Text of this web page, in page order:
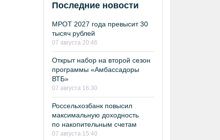
Последние новости
МРОТ 2027 года превысит 30
тысяч рублей
07 августа 20:46
Открыт набор на второй сезон
программы «Амбассадоры
ВТБ»
07 августа 16:30
Россельхозбанк повысил
максимальную доходность
по накопительным счетам
07 августа 15:40